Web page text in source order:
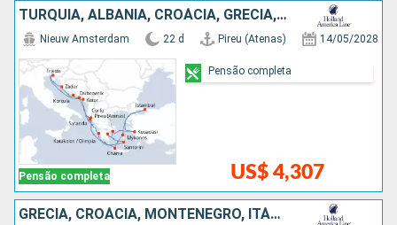
TURQUIA, ALBÂNIA, CROÁCIA, GRÉCIA, MONTENEGRO, ITÁLIA
Pensão completa
Nieuw Amsterdam 22 d Pireu (Atenas) 14/05/2028
US$ 4,307
Pensão completa
GRÉCIA, CROÁCIA, MONTENEGRO, ITÁLIA